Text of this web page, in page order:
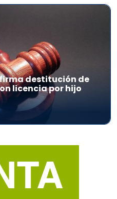
destitución de
licencia por hijo